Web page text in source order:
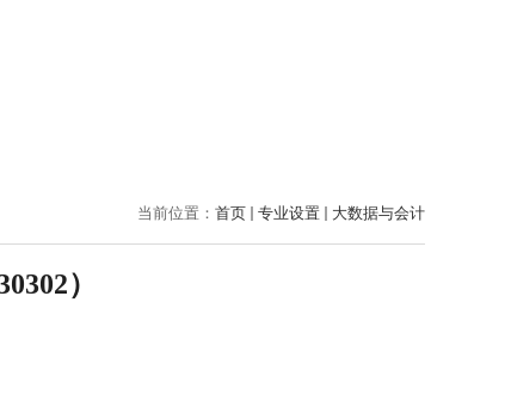
当前位置： 首页 专业设置 大数据与会计
）